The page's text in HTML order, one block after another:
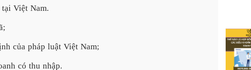
Việt Nam.
của pháp luật Việt Nam;
có thu nhập.